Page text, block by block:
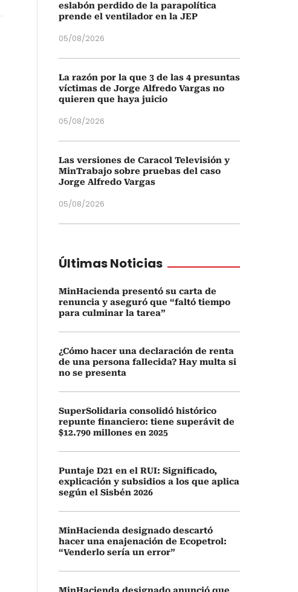
eslabón perdido de la parapolítica
prende el ventilador en la JEP
05/08/2026
La razón por la que 3 de las 4 presuntas
víctimas de Jorge Alfredo Vargas no
quieren que haya juicio
05/08/2026
Las versiones de Caracol Televisión y
MinTrabajo sobre pruebas del caso
Jorge Alfredo Vargas
05/08/2026
Últimas Noticias
MinHacienda presentó su carta de
renuncia y aseguró que “faltó tiempo
para culminar la tarea”
¿Cómo hacer una declaración de renta
de una persona fallecida? Hay multa si
no se presenta
SuperSolidaria consolidó histórico
repunte financiero: tiene superávit de
$12.790 millones en 2025
Puntaje D21 en el RUI: Significado,
explicación y subsidios a los que aplica
según el Sisbén 2026
MinHacienda designado descartó
hacer una enajenación de Ecopetrol:
“Venderlo sería un error”